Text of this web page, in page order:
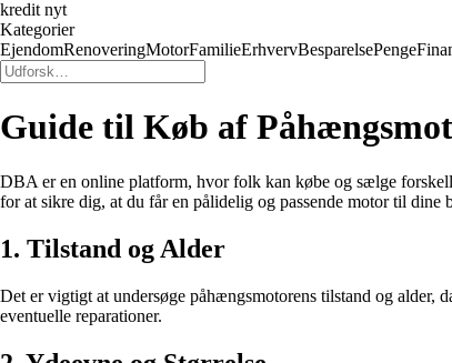
kredit nyt
Kategorier
EjendomRenoveringMotorFamilieErhvervBesparelsePenge
Guide til Køb af
DBA er en online platform, hvor folk kan købe og sælge
for at sikre dig, at du får en pålidelig og passende motor til dine
1. Tilstand og Alder
Det er vigtigt at undersøge påhængsmotorens tilstand og
eventuelle reparationer.